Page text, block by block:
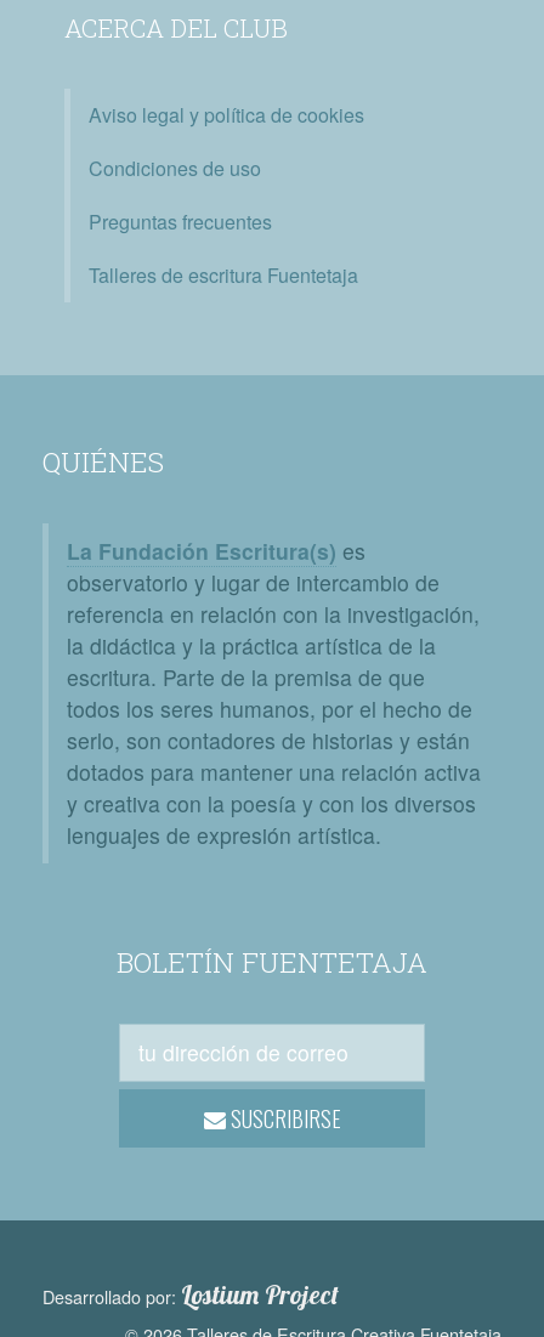
ACERCA DEL CLUB
Aviso legal y política de cookies
Condiciones de uso
Preguntas frecuentes
Talleres de escritura Fuentetaja
QUIÉNES
La Fundación Escritura(s) es
observatorio y lugar de intercambio de
referencia en relación con la investigación,
la didáctica y la práctica artística de la
escritura. Parte de la premisa de que
todos los seres humanos, por el hecho de
serlo, son contadores de historias y están
dotados para mantener una relación activa
y creativa con la poesía y con los diversos
lenguajes de expresión artística.
BOLETÍN FUENTETAJA
SUSCRIBIRSE
Desarrollado por: Lostium Project